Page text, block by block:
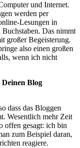
und Internet.
werden per
Lesungen in
Das nimmt
großer Begeisterung.
also einen großen
wenn ich nicht
Blog
dass das Bloggen
Wesentlich mehr Zeit
offen gesagt: ich bin
zum Beispiel daran,
reagiere.